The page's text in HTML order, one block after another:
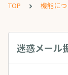
TOP 機能に
迷惑メール